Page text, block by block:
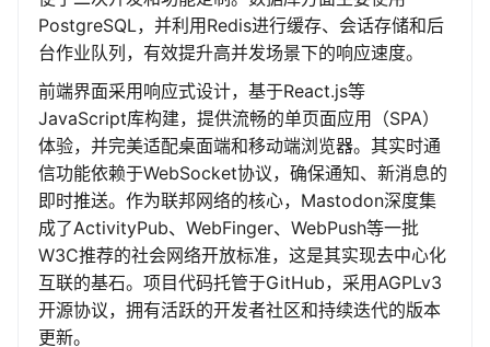
PostgreSQL，并利用Redis进行缓存、会话存储和后
台作业队列，有效提升高并发场景下的响应速度。
前端界面采用响应式设计，基于React.js等
JavaScript库构建，提供流畅的单页面应用（SPA）
体验，并完美适配桌面端和移动端浏览器。其实时通
信功能依赖于WebSocket协议，确保通知、新消息的
即时推送。作为联邦网络的核心，Mastodon深度集
成了ActivityPub、WebFinger、WebPush等一批
W3C推荐的社会网络开放标准，这是其实现去中心化
互联的基石。项目代码托管于GitHub，采用AGPLv3
开源协议，拥有活跃的开发者社区和持续迭代的版本
更新。